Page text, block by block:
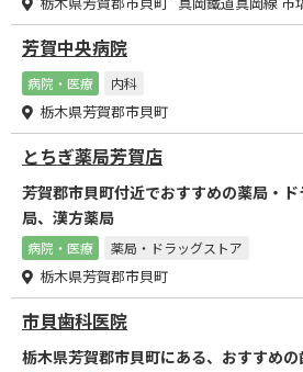
芳賀中央病院
病院・医療
内科
栃木県芳賀郡市貝町
とちぎ薬局芳賀店
芳賀郡市貝町付近でおすすめの薬局・
局、漢方薬局
病院・医療 薬局・ドラッグストア
栃木県芳賀郡市貝町
市貝歯科医院
栃木県芳賀郡市貝町にある、おすすめの